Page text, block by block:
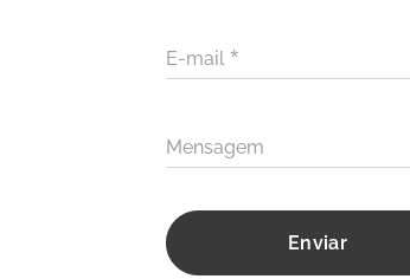
E-mail
Mensagem
Enviar